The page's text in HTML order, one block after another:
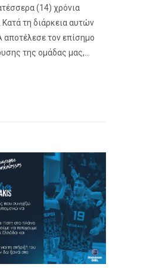
(14) χρόνια
Κατά τη διάρκεια αυτών
αποτέλεσε τον επίσημο
της ομάδας μας,...